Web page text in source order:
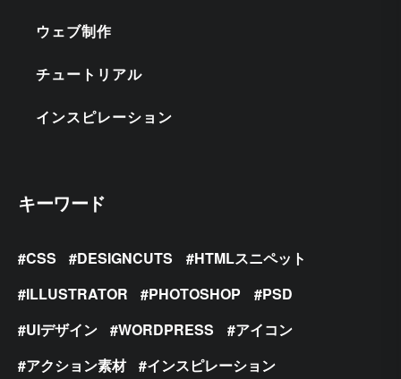
ウェブ制作
チュートリアル
インスピレーション
キーワード
CSS DESIGNCUTS
HTMLスニペット
ILLUSTRATOR
PHOTOSHOP
PSD
UIデザイン
WORDPRESS
アイコン
アクション素材
インスピレーション